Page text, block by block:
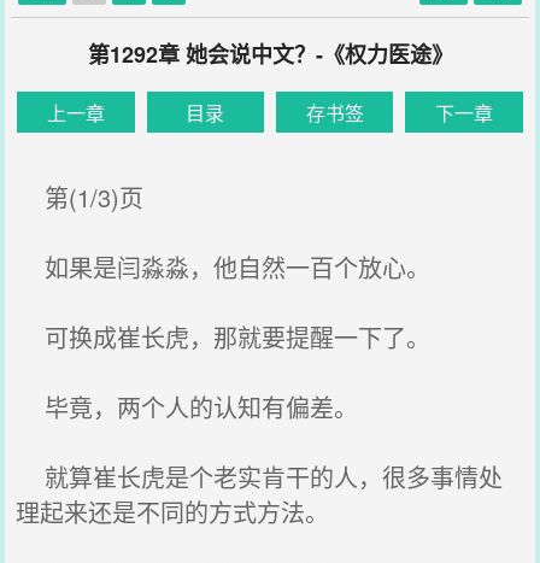
第1292章 她会说中文？-《权力医途》
上一章 目录 存书签 下一章
第(1/3)页
如果是闫淼淼，他自然一百个放心。
可换成崔长虎，那就要提醒一下了。
毕竟，两个人的认知有偏差。
就算崔长虎是个老实肯干的人，很多事情处
理起来还是不同的方式方法。